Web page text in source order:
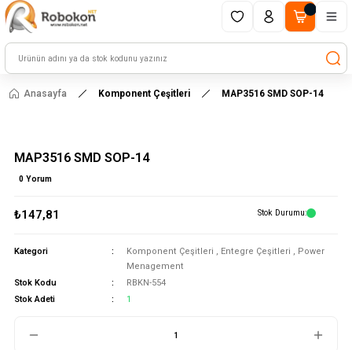
1500 TL ve üzeri alışverişlerinizde kargo ücretsiz!
HAYAL ET - TASARLA - ÇALIŞTIR
Anasayfa Komponent Çeşitleri MAP3516 SMD SOP-14
MAP3516 SMD SOP-14
0 Yorum
₺147,81 Stok Durumu
Kategori Komponent Çeşitleri , Entegre Çeşitleri , Power
Menagement
Stok Kodu
RBKN-554
Stok Adeti
1